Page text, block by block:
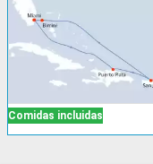
Comidas incluidas